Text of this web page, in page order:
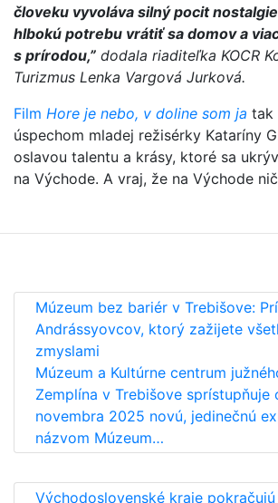
človeku vyvoláva silný pocit
hlbokú potrebu vrátiť sa domov a
s prírodou,” dodala riaditeľka KOCR
Turizmus Lenka Vargová Jurková.
Film Hore je nebo, v doline som ja tak
úspechom mladej režisérky Kataríny
oslavou talentu a krásy, ktoré sa
na Východe. A vraj, že na Východe
Múzeum bez bariér v Trebišove:
Andrássyovcov, ktorý zažijete
zmyslami
Múzeum a Kultúrne centrum
Zemplína v Trebišove sprístupňuje
novembra 2025 novú, jedinečnú
názvom Múzeum…
Východoslovenské kraje